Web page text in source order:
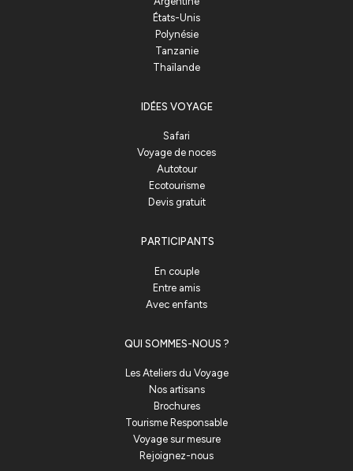
États-Unis
Polynésie
Tanzanie
Thaïlande
IDÉES VOYAGE
Safari
Voyage de noces
Autotour
Ecotourisme
Devis gratuit
PARTICIPANTS
En couple
Entre amis
Avec enfants
QUI SOMMES-NOUS ?
Les Ateliers du Voyage
Nos artisans
Brochures
Tourisme Responsable
Voyage sur mesure
Rejoignez-nous